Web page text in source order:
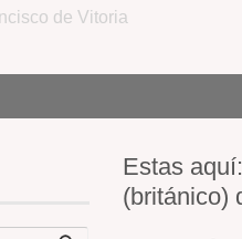
de Vitoria
Estas aquí:
(británico)